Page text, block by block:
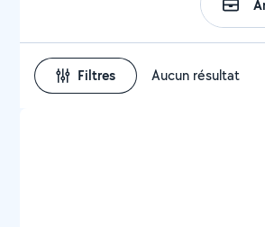
Filtres Aucun résultat